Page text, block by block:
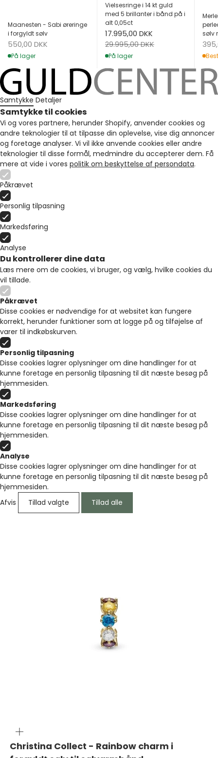
Maanesten - Sabi øreringe
i forgyldt sølv
Salgspris
550,00 DKK
På lager
Vielsesringe i 14 kt guld
med 5 brillanter i bånd på i
alt 0,05ct
Salgspris
17.995,00 DKK
Normalpris
29.995,00 DKK
På lager
sølv
Samtykke Detaljer
Samtykke til cookies
Vi og vores partnere, herunder Shopify, anvender cookies og
andre teknologier til at tilpasse din oplevelse, vise dig annoncer
og foretage analyser. Vi vil ikke anvende cookies eller andre
teknologier til disse formål, medmindre du accepterer dem. Få
mere at vide i vores politik om beskyttelse af persondata.
Påkrævet
Personlig tilpasning
Markedsføring
Analyse
Du kontrollerer dine data
Læs mere om de cookies, vi bruger, og vælg, hvilke cookies du
vil tillade.
Påkrævet
Disse cookies er nødvendige for at websitet kan fungere
korrekt, herunder funktioner som at logge på og tilføjelse af
varer til indkøbskurven.
Personlig tilpasning
Disse cookies lagrer oplysninger om dine handlinger for at
kunne foretage en personlig tilpasning til dit næste besøg på
hjemmesiden.
Markedsføring
Disse cookies lagrer oplysninger om dine handlinger for at
kunne foretage en personlig tilpasning til dit næste besøg på
hjemmesiden.
Analyse
Disse cookies lagrer oplysninger om dine handlinger for at
kunne foretage en personlig tilpasning til dit næste besøg på
hjemmesiden.
Afvis
Tillad valgte Tillad alle
Christina Collect - Rainbow charm i